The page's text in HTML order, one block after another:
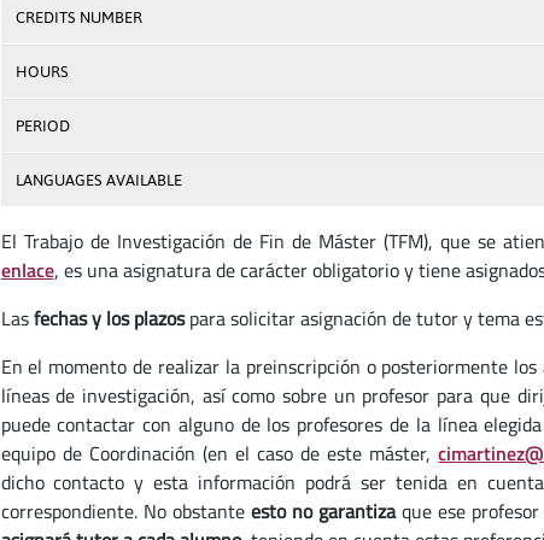
CREDITS NUMBER
HOURS
PERIOD
LANGUAGES AVAILABLE
El Trabajo de Investigación de Fin de Máster (TFM), que se
enlace, es una asignatura de carácter obligatorio y tiene
Lasfechas y los plazospara solicitar asignación de tutor y tema
En el momento de realizar la preinscripción o posteriormente
líneas de investigación, así como sobre un profesor para que
puede contactar con alguno de los profesores de la línea
equipo de Coordinación (en el caso de este máster,
dicho contacto y esta información podrá ser tenida en
correspondiente. No obstanteesto no garantizaque ese